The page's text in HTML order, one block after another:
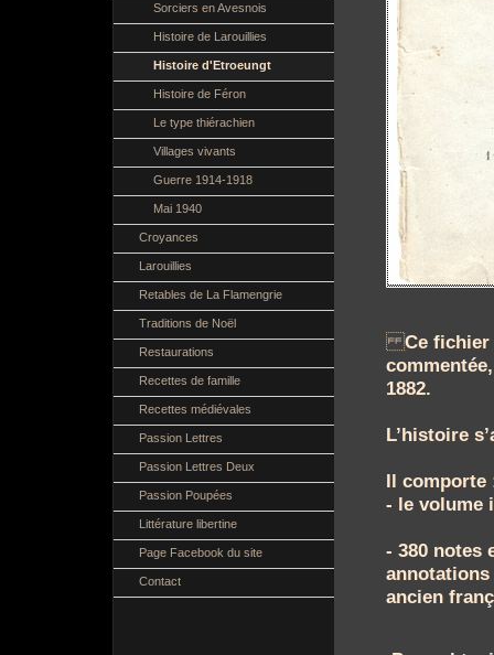
Sorciers en Avesnois
Histoire de Larouillies
Histoire d'Etroeungt
Histoire de Féron
Le type thiérachien
Villages vivants
Guerre 1914-1918
Mai 1940
Croyances
Larouillies
Retables de La Flamengrie
Traditions de Noël
Restaurations
Recettes de famille
Recettes médiévales
Passion Lettres
Passion Lettres Deux
Passion Poupées
Littérature libertine
Page Facebook du site
Contact
Ce
1882.
L’histoire
Il comporte
- le volume
- 380 notes
ancien